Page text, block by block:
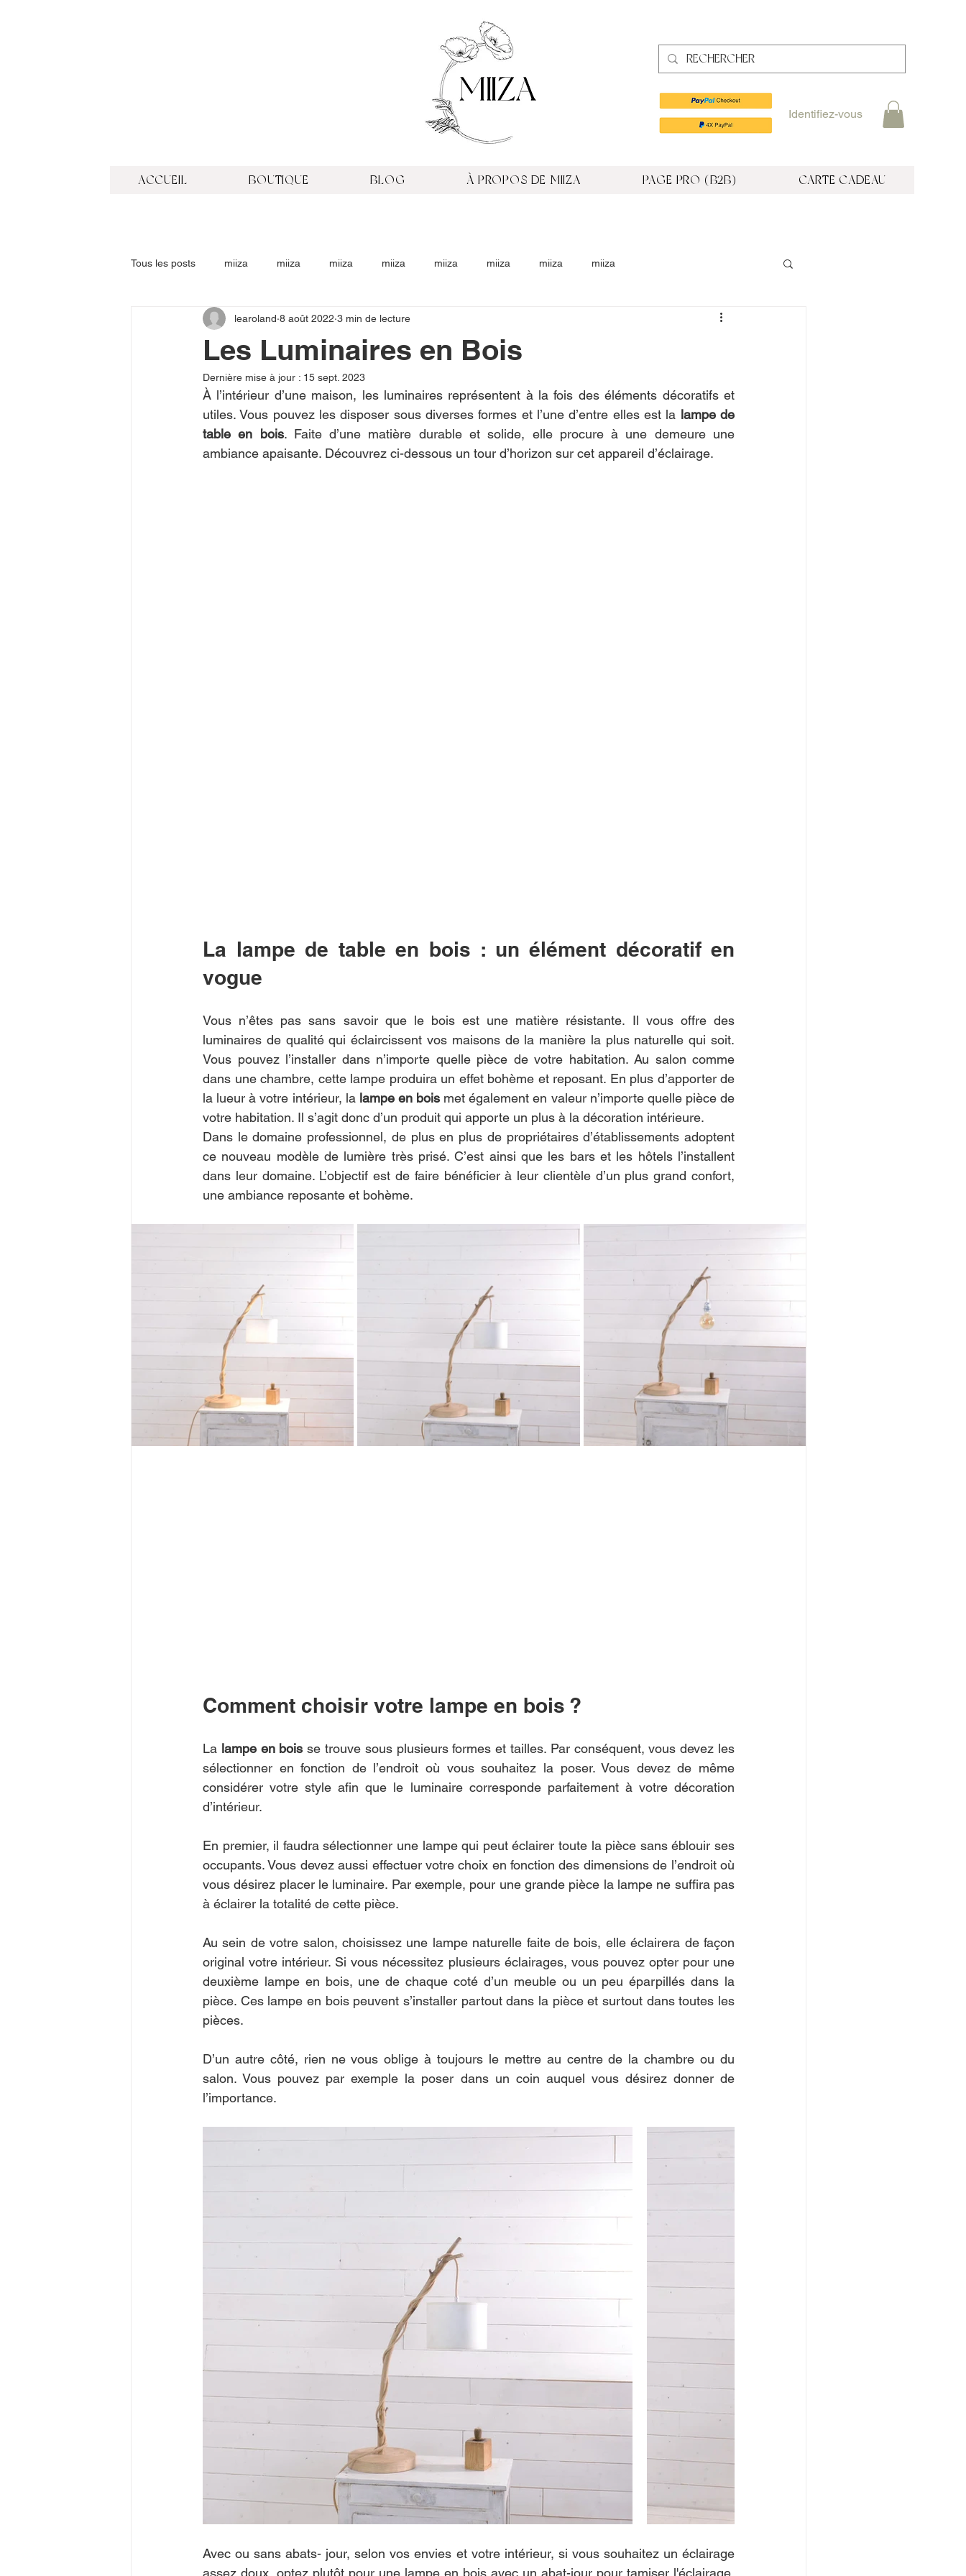
Identifiez-vous
ACCUEIL BOUTIQUE BLOG À PROPOS DE MIIZA PAGE PRO (B2B) CARTE CADEAU
Tous les posts miiza miiza miiza miiza miiza miiza miiza miiza
Les Luminaires en Bois
learoland 8 août 2022 3 min de lecture
Dernière mise à jour : 15 sept. 2023
À l’intérieur d’une maison, les luminaires représentent à la fois des éléments décoratifs et
utiles. Vous pouvez les disposer sous diverses formes et l’une d’entre elles est la lampe de
table en bois. Faite d’une matière durable et solide, elle procure à une demeure une
ambiance apaisante. Découvrez ci-dessous un tour d’horizon sur cet appareil d’éclairage.
La lampe de table en bois : un élément décoratif en
vogue
Vous n’êtes pas sans savoir que le bois est une matière résistante. Il vous offre des
luminaires de qualité qui éclaircissent vos maisons de la manière la plus naturelle qui soit.
Vous pouvez l’installer dans n’importe quelle pièce de votre habitation. Au salon comme
dans une chambre, cette lampe produira un effet bohème et reposant. En plus d’apporter de
la lueur à votre intérieur, la lampe en bois met également en valeur n’importe quelle pièce de
votre habitation. Il s’agit donc d’un produit qui apporte un plus à la décoration intérieure.
Dans le domaine professionnel, de plus en plus de propriétaires d’établissements adoptent
ce nouveau modèle de lumière très prisé. C’est ainsi que les bars et les hôtels l’installent
dans leur domaine. L’objectif est de faire bénéficier à leur clientèle d’un plus grand confort,
une ambiance reposante et bohème.
Comment choisir votre lampe en bois ?
La lampe en bois se trouve sous plusieurs formes et tailles. Par conséquent, vous devez les
sélectionner en fonction de l’endroit où vous souhaitez la poser. Vous devez de même
considérer votre style afin que le luminaire corresponde parfaitement à votre décoration
d’intérieur.
En premier, il faudra sélectionner une lampe qui peut éclairer toute la pièce sans éblouir ses
occupants. Vous devez aussi effectuer votre choix en fonction des dimensions de l’endroit où
vous désirez placer le luminaire. Par exemple, pour une grande pièce la lampe ne suffira pas
à éclairer la totalité de cette pièce.
Au sein de votre salon, choisissez une lampe naturelle faite de bois, elle éclairera de façon
original votre intérieur. Si vous nécessitez plusieurs éclairages, vous pouvez opter pour une
deuxième lampe en bois, une de chaque coté d’un meuble ou un peu éparpillés dans la
pièce. Ces lampe en bois peuvent s’installer partout dans la pièce et surtout dans toutes les
pièces.
D’un autre côté, rien ne vous oblige à toujours le mettre au centre de la chambre ou du
salon. Vous pouvez par exemple la poser dans un coin auquel vous désirez donner de
l’importance.
Avec ou sans abats- jour, selon vos envies et votre intérieur, si vous souhaitez un éclairage
assez doux, optez plutôt pour une lampe en bois avec un abat-jour pour tamiser l'éclairage.